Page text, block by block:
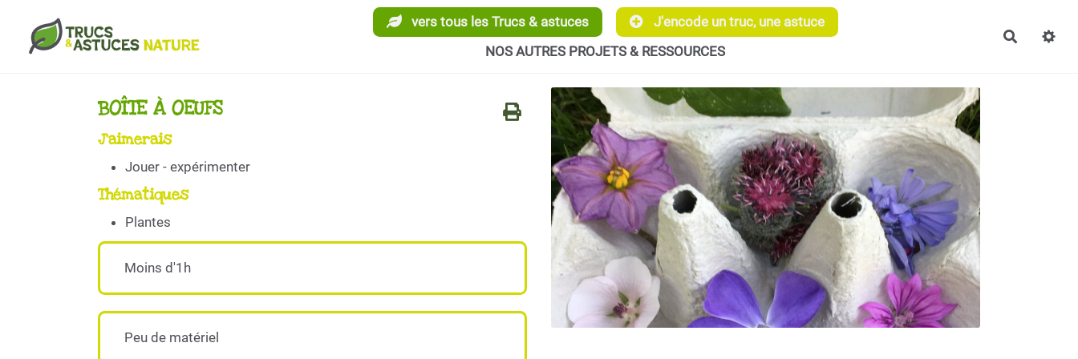
Aller au contenu principal vers tous les Trucs & astuces
J'encode un truc, une astuce
NOS AUTRES PROJETS & RESSOURCES
BOÎTE À OEUFS
J'aimerais
Jouer - expérimenter
Thématiques
Plantes
Moins d'1h
Peu de matériel